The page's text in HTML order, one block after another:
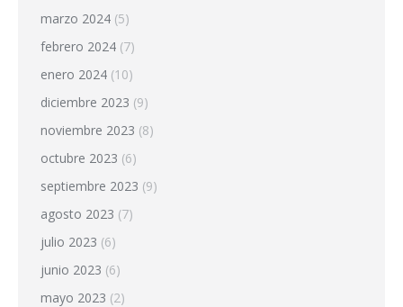
marzo 2024 (5)
febrero 2024 (7)
enero 2024 (10)
diciembre 2023 (9)
noviembre 2023 (8)
octubre 2023 (6)
septiembre 2023 (9)
agosto 2023 (7)
julio 2023 (6)
junio 2023 (6)
mayo 2023 (2)